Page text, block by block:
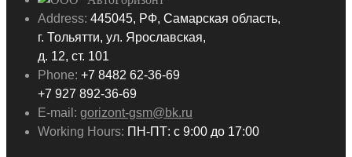
Address: 445045, РФ, Самарская область,
г. Тольятти, ул. Ярославская,
д. 12, ст. 101
Phone: +7 8482 62-36-69
+7 927 892-36-69
E-mail: gorizont-gsm@bk.ru
Working Hours: ПН-ПТ: с 9:00 до 17:00